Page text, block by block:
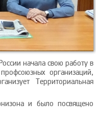
начала свою работу в
организаций,
Территориальная
и было посвящено